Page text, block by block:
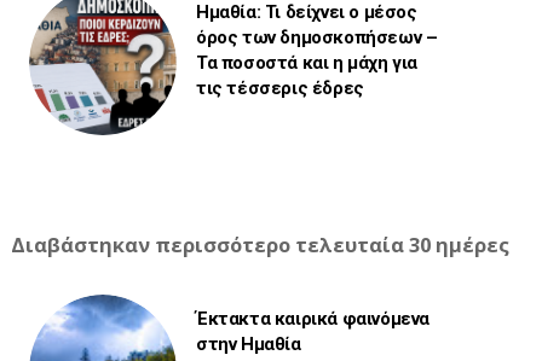
Ημαθία: Τι δείχνει ο μέσος
όρος των δημοσκοπήσεων –
Τα ποσοστά και η μάχη για
τις τέσσερις έδρες
Διαβάστηκαν περισσότερο τελευταία 30 ημέρες
Έκτακτα καιρικά φαινόμενα
στην Ημαθία